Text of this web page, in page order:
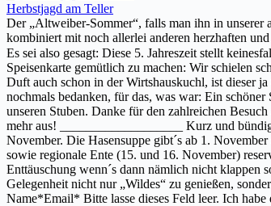
Herbstjagd am Teller
Der „Altweiber-Sommer“, falls man ihn in unserer
kombiniert mit noch allerlei anderen herzhaften
Es sei also gesagt: Diese 5. Jahreszeit stellt
Speisenkarte gemütlich zu machen: Wir schielen
Duft auch schon in der Wirtshauskuchl, ist dieser
nochmals bedanken, für das, was war: Ein
unseren Stuben. Danke für den zahlreichen
mehr aus! ___________________ Kurz und
November. Die Hasensuppe gibt´s ab 1.
sowie regionale Ente (15. und 16. November)
Enttäuschung wenn´s dann nämlich nicht klappen
Gelegenheit nicht nur „Wildes“ zu genießen,
Name*Email* Bitte lasse dieses Feld leer. Ich